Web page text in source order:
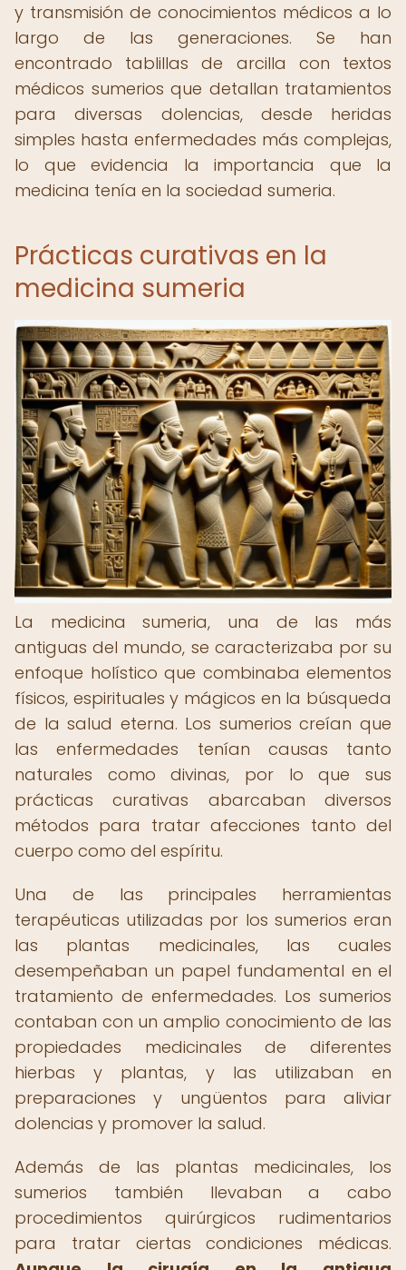
y transmisión de conocimientos médicos a lo
largo de las generaciones. Se han
encontrado tablillas de arcilla con textos
médicos sumerios que detallan tratamientos
para diversas dolencias, desde heridas
simples hasta enfermedades más complejas,
lo que evidencia la importancia que la
medicina tenía en la sociedad sumeria.
Prácticas curativas en la
medicina sumeria
La medicina sumeria, una de las más
antiguas del mundo, se caracterizaba por su
enfoque holístico que combinaba elementos
físicos, espirituales y mágicos en la búsqueda
de la salud eterna. Los sumerios creían que
las enfermedades tenían causas tanto
naturales como divinas, por lo que sus
prácticas curativas abarcaban diversos
métodos para tratar afecciones tanto del
cuerpo como del espíritu.
Una de las principales herramientas
terapéuticas utilizadas por los sumerios eran
las plantas medicinales, las cuales
desempeñaban un papel fundamental en el
tratamiento de enfermedades. Los sumerios
contaban con un amplio conocimiento de las
propiedades medicinales de diferentes
hierbas y plantas, y las utilizaban en
preparaciones y ungüentos para aliviar
dolencias y promover la salud.
Además de las plantas medicinales, los
sumerios también llevaban a cabo
procedimientos quirúrgicos rudimentarios
para tratar ciertas condiciones médicas.